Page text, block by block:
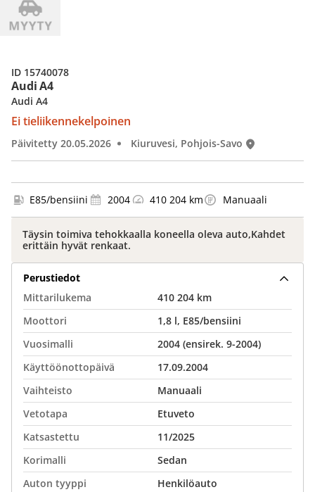
Audi A4
Audi A4
Ei tieliikennekelpoinen
Päivitetty 20.05.2026 Kiuruvesi, Pohjois-Savo
ID 15740078
E85/bensiini 2004 410 204 km Manuaali
Täysin toimiva tehokkaalla koneella oleva auto,Kahdet
erittäin hyvät renkaat.
Perustiedot
Mittarilukema
410 204 km
Moottori
1,8 l, E85/bensiini
Vuosimalli
2004 (ensirek. 9-2004)
Käyttöönottopäivä
17.09.2004
Vaihteisto
Manuaali
Vetotapa
Etuveto
Katsastettu
11/2025
Korimalli
Sedan
Auton tyyppi
Henkilöauto